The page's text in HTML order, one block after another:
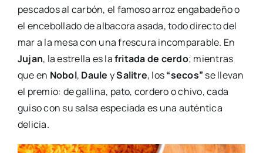
pescados al carbón, el famoso arroz engabadeño o
el encebollado de albacora asada, todo directo del
mar a la mesa con una frescura incomparable. En
Jujan, la estrella es lafritada de cerdo; mientras
que en Nobol, Daule ySalitre, los“secos” se llevan
el premio: de gallina, pato, cordero o chivo, cada
guiso con su salsa especiada es una auténtica
delicia.